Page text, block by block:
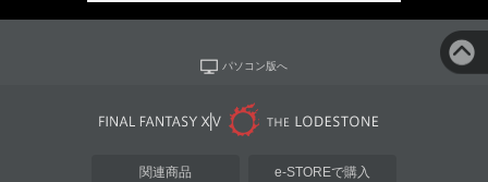
パソコン版へ
関連商品 e-STOREで購入